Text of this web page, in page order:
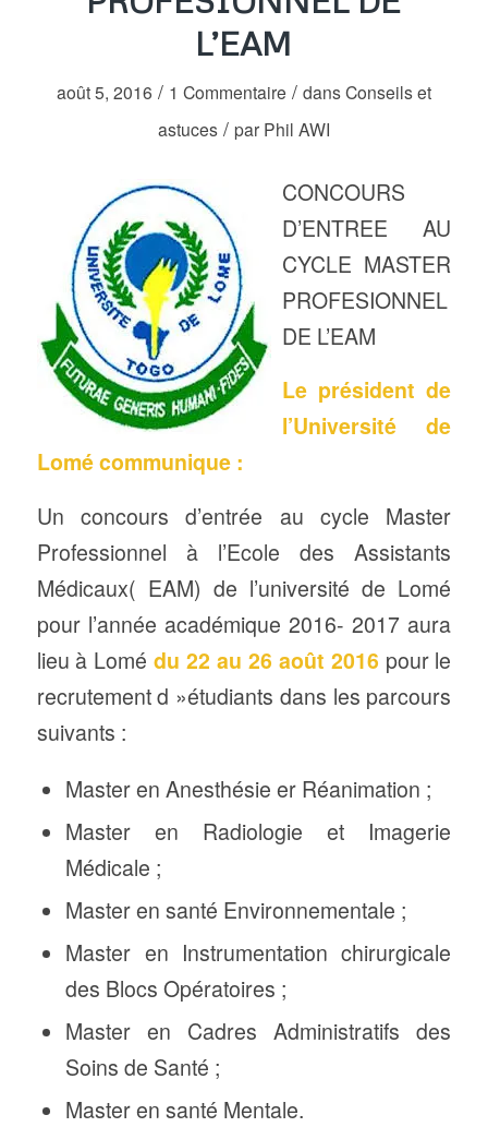
L’EAM
août 5, 2016 / 1 Commentaire / dansConseils et
astuces / par Phil AWI
CONCOURS
D’ENTREE AU
CYCLE MASTER
PROFESIONNEL
DE L’EAM
Le président de
l’Université de
Lomé communique :
Un concours d’entrée au cycle Master
Professionnel à l’Ecole des Assistants
Médicaux( EAM) de l’université de Lomé
pour l’année académique 2016- 2017 aura
lieu à Lomédu 22 au 26 août 2016 pour le
recrutement d »étudiants dans les parcours
suivants :
Master en Anesthésie er Réanimation ;
Master en Radiologie et Imagerie
Médicale ;
Master en santé Environnementale ;
Master en Instrumentation chirurgicale
des Blocs Opératoires ;
Master en Cadres Administratifs des
Soins de Santé ;
Master en santé Mentale.